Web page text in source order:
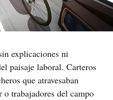
explicaciones ni
paisaje laboral. Carteros
que atravesaban
o trabajadores del campo